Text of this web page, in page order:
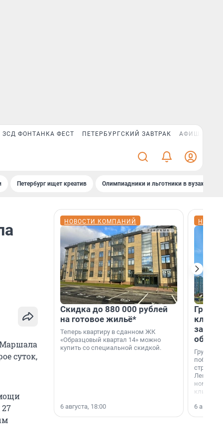
ЗСД ФОНТАНКА ФЕСТ ПЕТЕРБУРГСКИЙ ЗАВТРАК АФИША PLUS
Петербург ищет креатив Олимпиадники и льготники в вузах СПб
Маршала
суток,
НОВОСТИ КОМПАНИЙ
Скидка до 880 000 рублей
на готовое жильё*
Теперь квартиру в сданном ЖК
«Образцовый квартал 14» можно
купить со специальной скидкой.
6 августа, 18:00
Группа
области».
6